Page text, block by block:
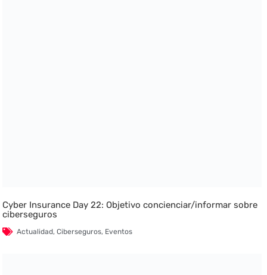
Cyber Insurance Day 22: Objetivo concienciar/informar sobre
ciberseguros
Actualidad,Ciberseguros, Eventos